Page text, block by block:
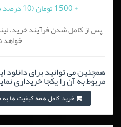
+ 1500 تومان (10 درصد مالیات بر ارزش افزوده)
پس از کامل شدن فرآیند خرید،
همچنین می توانید برای دانلود
مربوط به آن را یکجا خریداری
خرید کامل همه کیفیت ها به صورت